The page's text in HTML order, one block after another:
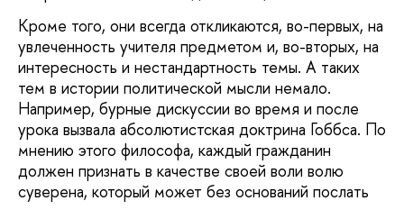
Кроме того, они всегда откликаются, во-первых, на
увлеченность учителя предметом и, во-вторых, на
интересность и нестандартность темы. А таких
тем в истории политической мысли немало.
Например, бурные дискуссии во время и после
урока вызвала абсолютистская доктрина Гоббса. По
мнению этого философа, каждый гражданин
должен признать в качестве своей воли волю
суверена, который может без оснований послать